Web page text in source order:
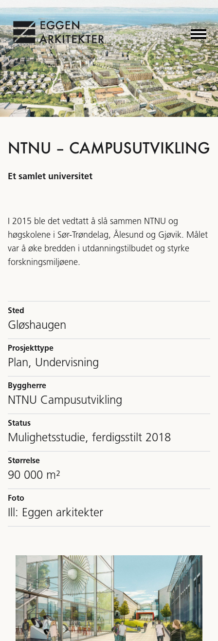
Sted
Gløshaugen
Prosjekttype
Plan, Undervisning
Byggherre
NTNU Campusutvikling
Status
Mulighetsstudie, ferdigsstilt 2018
Størrelse
90 000 m²
Foto
Ill: Eggen arkitekter
NTNU – CAMPUSUTVIKLING
Et samlet universitet
I 2015 ble det vedtatt å slå sammen NTNU og
høgskolene i Sør-Trøndelag, Ålesund og Gjøvik. Målet
var å øke bredden i utdanningstilbudet og styrke
forskningsmiljøene.